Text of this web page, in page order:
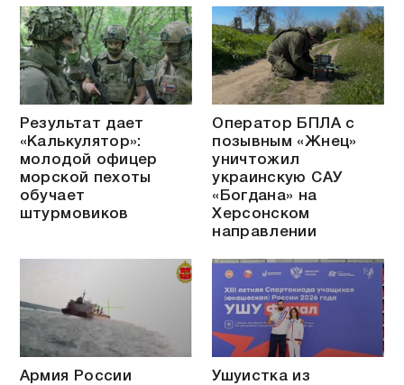
Результат дает
«Калькулятор»:
молодой офицер
морской пехоты
обучает
штурмовиков
Оператор БПЛА с
позывным «Жнец»
уничтожил
украинскую САУ
«Богдана» на
Херсонском
направлении
Армия России
Ушуистка из